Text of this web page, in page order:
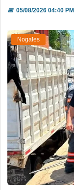
📅05/08/2026 04:40 PM
Nogales